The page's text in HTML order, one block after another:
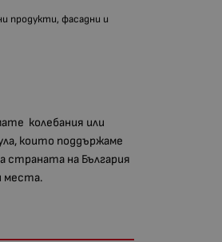
продукти, фасадни и
колебания или
които поддържаме
страната на България
места.